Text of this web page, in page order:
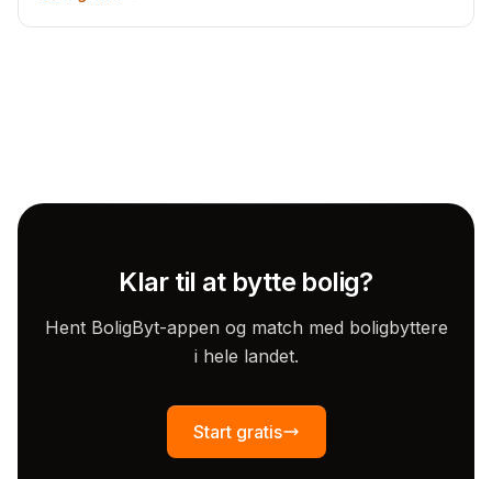
Klar til at bytte bolig?
Hent BoligByt-appen og match med boligbyttere
i hele landet.
Start gratis